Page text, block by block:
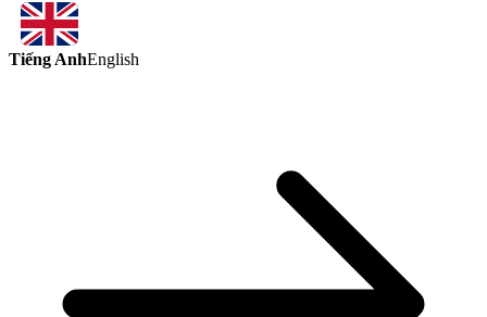
Tiếng AnhEnglish